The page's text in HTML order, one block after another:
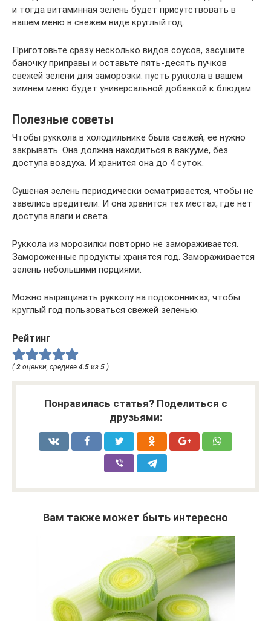
и тогда витаминная зелень будет присутствовать в
вашем меню в свежем виде круглый год.
Приготовьте сразу несколько видов соусов, засушите
баночку приправы и оставьте пять-десять пучков
свежей зелени для заморозки: пусть руккола в вашем
зимнем меню будет универсальной добавкой к блюдам.
Полезные советы
Чтобы руккола в холодильнике была свежей, ее нужно
закрывать. Она должна находиться в вакууме, без
доступа воздуха. И хранится она до 4 суток.
Сушеная зелень периодически осматривается, чтобы не
завелись вредители. И она хранится тех местах, где нет
доступа влаги и света.
Руккола из морозилки повторно не замораживается.
Замороженные продукты хранятся год. Замораживается
зелень небольшими порциями.
Можно выращивать рукколу на подоконниках, чтобы
круглый год пользоваться свежей зеленью.
Рейтинг
( 2 оценки, среднее 4.5 из 5 )
Понравилась статья? Поделиться с
друзьями:
Вам также может быть интересно